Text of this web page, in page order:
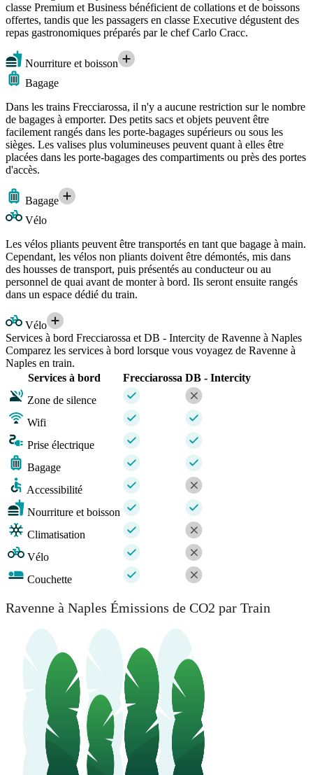
classe Premium et Business bénéficient de collations et de boissons
offertes, tandis que les passagers en classe Executive dégustent des
repas gastronomiques préparés par le chef Carlo Cracc.
Nourriture et boisson
Bagage
Dans les trains Frecciarossa, il n'y a aucune restriction sur le nombre
de bagages à emporter. Des petits sacs et objets peuvent être
facilement rangés dans les porte-bagages supérieurs ou sous les
sièges. Les valises plus volumineuses peuvent quant à elles être
placées dans les porte-bagages des compartiments ou près des portes
d'accès.
Bagage
Vélo
Les vélos pliants peuvent être transportés en tant que bagage à main.
Cependant, les vélos non pliants doivent être démontés, mis dans
des housses de transport, puis présentés au conducteur ou au
personnel de quai avant de monter à bord. Ils seront ensuite rangés
dans un espace dédié du train.
Vélo
Services à bord Frecciarossa et DB - Intercity de Ravenne à Naples
Comparez les services à bord lorsque vous voyagez de Ravenne à
Naples en train.
Services à bord
Frecciarossa DB - Intercity
Zone de silence
Wifi
Prise électrique
Bagage
Accessibilité
Nourriture et boisson
Climatisation
Vélo
Couchette
Ravenne à Naples Émissions de CO2 par Train